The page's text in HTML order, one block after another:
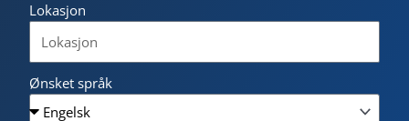
Lokasjon
Ønsket språk